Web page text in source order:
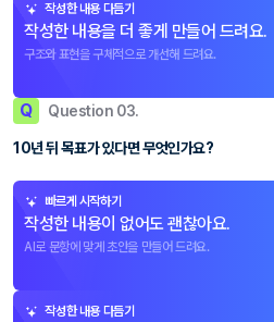
작성한 내용 다듬기
작성한 내용을 더 좋게 만들어 드려요.
구조와 표현을 구체적으로 개선해 드려요.
Q Question 03.
10년 뒤 목표가 있다면 무엇인가요?
빠르게 시작하기
작성한 내용이 없어도 괜찮아요.
AI로 문항에 맞게 초안을 만들어 드려요.
작성한 내용 다듬기